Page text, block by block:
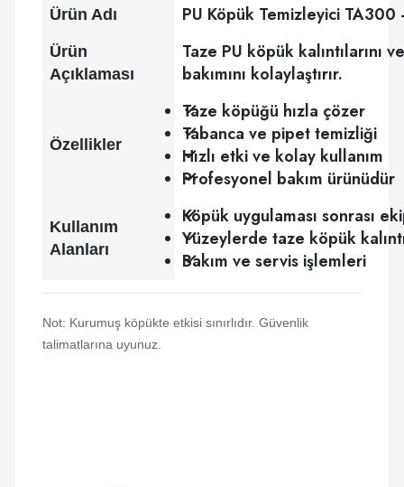
Ürün Adı PU Köpük Temizleyici
Ürün
Açıklaması
Taze PU köpük
bakımını kolaylaştırır.
Özellikler
Taze köpüğü hızla çözer
Tabanca ve pipet temizliği
Hızlı etki ve kolay kullanım
Profesyonel bakım ürünüdür
Kullanım
Alanları
Köpük uygulaması sonrası
Yüzeylerde taze köpük
Bakım ve servis işlemleri
Not: Kurumuş köpükte etkisi sınırlıdır. Güvenlik
talimatlarına uyunuz.